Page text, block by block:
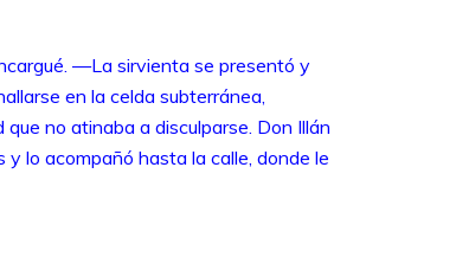
—La sirvienta se presentó y
en la celda subterránea,
no atinaba a disculparse. Don Illán
lo acompañó hasta la calle, donde le